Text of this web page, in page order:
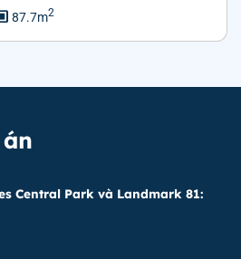
87.7m2
Central Park và Landmark 81: